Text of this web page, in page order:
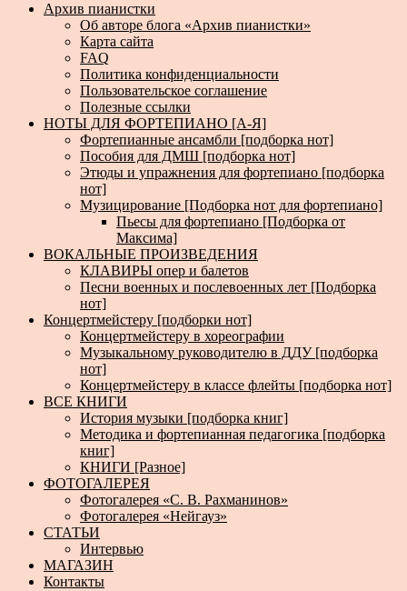
Архив пианистки
Об авторе блога «Архив пианистки»
Карта сайта
FAQ
Политика конфиденциальности
Пользовательское соглашение
Полезные ссылки
НОТЫ ДЛЯ ФОРТЕПИАНО [А-Я]
Фортепианные ансамбли [подборка нот]
Пособия для ДМШ [подборка нот]
Этюды и упражнения для фортепиано [подборка
нот]
Музицирование [Подборка нот для фортепиано]
Пьесы для фортепиано [Подборка от
Максима]
ВОКАЛЬНЫЕ ПРОИЗВЕДЕНИЯ
КЛАВИРЫ опер и балетов
Песни военных и послевоенных лет [Подборка
нот]
Концертмейстеру [подборки нот]
Концертмейстеру в хореографии
Музыкальному руководителю в ДДУ [подборка
нот]
Концертмейстеру в классе флейты [подборка нот]
ВСЕ КНИГИ
История музыки [подборка книг]
Методика и фортепианная педагогика [подборка
книг]
КНИГИ [Разное]
ФОТОГАЛЕРЕЯ
Фотогалерея «С. В. Рахманинов»
Фотогалерея «Нейгауз»
СТАТЬИ
Интервью
МАГАЗИН
Контакты